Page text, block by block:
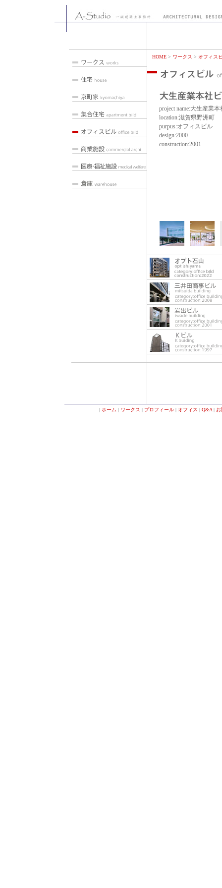
HOME > ワークス > オフィス
project name:大生産業
location:滋賀県野洲町
purpus:オフィスビル
design:2000
construction:2001
| ホーム | ワークス | プロフィール| オフィス | Q&A|